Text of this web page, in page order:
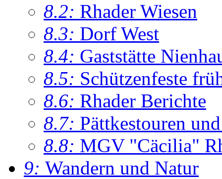
8.2: Rhader Wiesen
8.3: Dorf West
8.4: Gaststätte
8.5: Schützenfeste
8.6: Rhader Berichte
8.7: Pättkestouren
8.8: MGV "Cäcilia"
9: Wandern und Natur